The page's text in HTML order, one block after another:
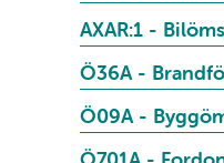
AXAR:1 -
Ö36A -
Ö09A -